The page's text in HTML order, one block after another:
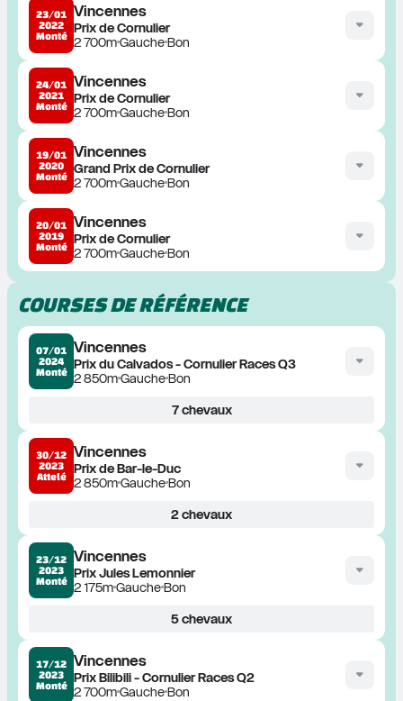
23/01
2022
Monté
Vincennes
Prix de Cornulier
2 700mGaucheBon
24/01
2021
Monté
Vincennes
Prix de Cornulier
2 700mGaucheBon
19/01
2020
Monté
Vincennes
Grand Prix de Cornulier
2 700mGaucheBon
20/01
2019
Monté
Vincennes
Prix de Cornulier
2 700mGaucheBon
COURSES DE RÉFÉRENCE
07/01
2024
Monté
Vincennes
Prix du Calvados - Cornulier Races Q3
2 850mGaucheBon
7chevaux
30/12
2023
Attelé
Vincennes
Prix de Bar-le-Duc
2 850mGaucheBon
2chevaux
23/12
2023
Monté
Vincennes
Prix Jules Lemonnier
2 175mGaucheBon
5chevaux
17/12
2023
Monté
Vincennes
Prix Bilibili - Cornulier Races Q2
2 700mGaucheBon